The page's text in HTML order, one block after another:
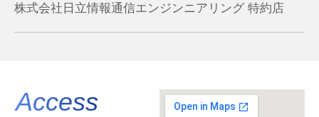
株式会社日立情報通信エンジンニアリング 特約店
Access